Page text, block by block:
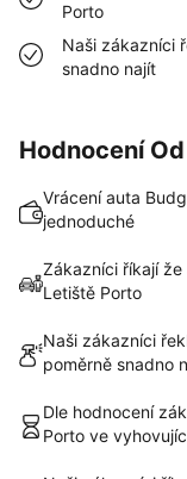
Porto
Naši zákazníci
snadno najít
Hodnocení
Vrácení auta
jednoduché
Zákazníci říkají
Letiště Porto
Naši zákazníci
poměrně snadno
Dle hodnocení
Porto ve